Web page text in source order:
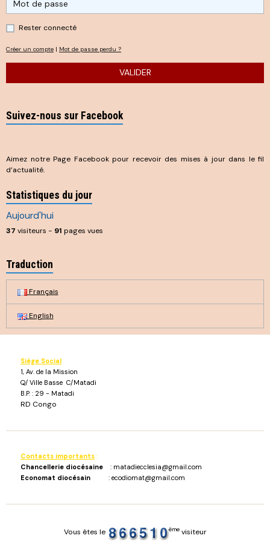
Rester connecté
Créer un compte | Mot de passe perdu ?
VALIDER
Suivez-nous sur Facebook
Aimez notre Page Facebook pour recevoir des mises à jour dans le fil
d’actualité.
Statistiques du jour
Aujourd'hui
37 visiteurs - 91 pages vues
Traduction
Français
English
Siège Social
1, Av. de la Mission
Q/ Ville Basse C/Matadi
B.P. : 29 - Matadi
RD Congo
Contacts importants :
Chancellerie diocésaine : matadiecclesia@gmail.com
Economat diocésain : ecodiomat@gmail.com
Vous êtes le èmevisiteur